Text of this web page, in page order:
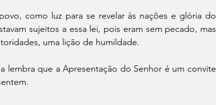
como luz para se revelar às nações e glória do
sujeitos a essa lei, pois eram sem pecado, mas
uma lição de humildade.
lembra que a Apresentação do Senhor é um convite